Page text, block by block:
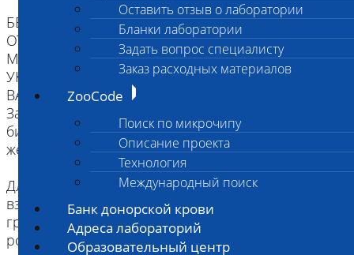
Оставить отзыв о лаборатории
Бланки лаборатории
Задать вопрос специалисту
Заказ расходных материалов
ZooCode
Поиск по микрочипу
Описание проекта
Технология
Международный поиск
Банк донорской крови
Адреса лабораторий
Образовательный центр
БЕЗ ИДЕНТИФИКАЦИИ, МЫ НЕ НЕСЕМ
ОТВЕТСТВЕННОСТИ, ЧТО ПРИСЛАННЫЙ
МАТЕРИАЛ ПРИНАДЛЕЖИТ ЖИВОТНОМУ
УКАЗАННОМУ В НАПРАВЛЕНИИ.
ВАЖНО для взятия буккального эпителия:
За два часа до проведения процедуры взятия
биоматериала животное следует не кормить,
желательна изоляция от других животных.
Для щенков и котят как минимум за два часа до
взятия биоматериала надо исключить кормление
грудным молоком. Рекомендуется промыть
ротовую полость водой (для удобства можно